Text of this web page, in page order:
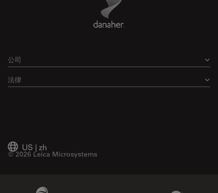
公司
法律
US | zh
© 2026 Leica Microsystems